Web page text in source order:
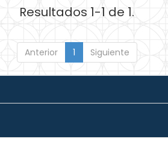
Resultados 1-1 de 1.
Anterior 1 Siguiente